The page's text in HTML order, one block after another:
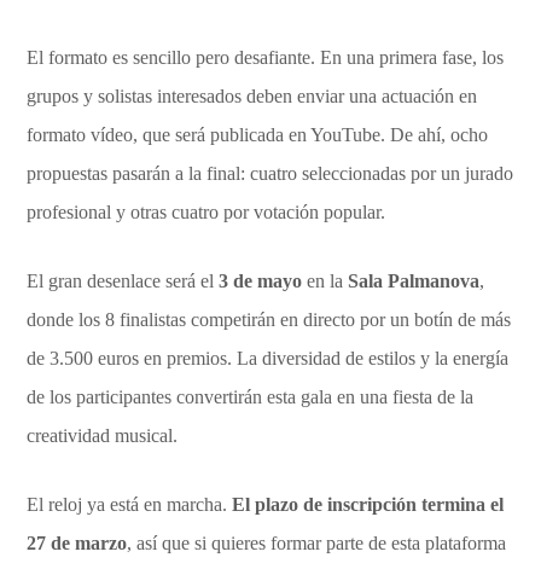
El formato es sencillo pero desafiante. En una primera fase, los
grupos y solistas interesados deben enviar una actuación en
formato vídeo, que será publicada en YouTube. De ahí, ocho
propuestas pasarán a la final: cuatro seleccionadas por un jurado
profesional y otras cuatro por votación popular.
El gran desenlace será el3 de mayo en la Sala Palmanova,
donde los 8 finalistas competirán en directo por un botín de más
de 3.500 euros en premios. La diversidad de estilos y la energía
de los participantes convertirán esta gala en una fiesta de la
creatividad musical.
El reloj ya está en marcha.El plazo de inscripción termina el
27 de marzo, así que si quieres formar parte de esta plataforma